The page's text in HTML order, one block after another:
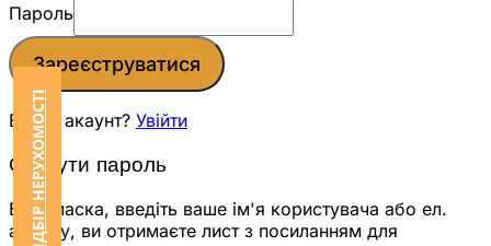
Пароль
Зареєструватися
Вже є акаунт? Увійти
Скинути пароль
Будь ласка, введіть ваше ім'я користувача або ел.
адресу, ви отримаєте лист з посиланням для